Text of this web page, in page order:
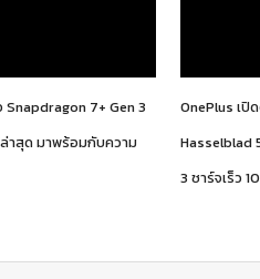
Snapdragon 7+ Gen 3
าสุด มาพร้อมกับความ
OnePlus เปิ
Hasselblad
3 ชาร์จเร็ว